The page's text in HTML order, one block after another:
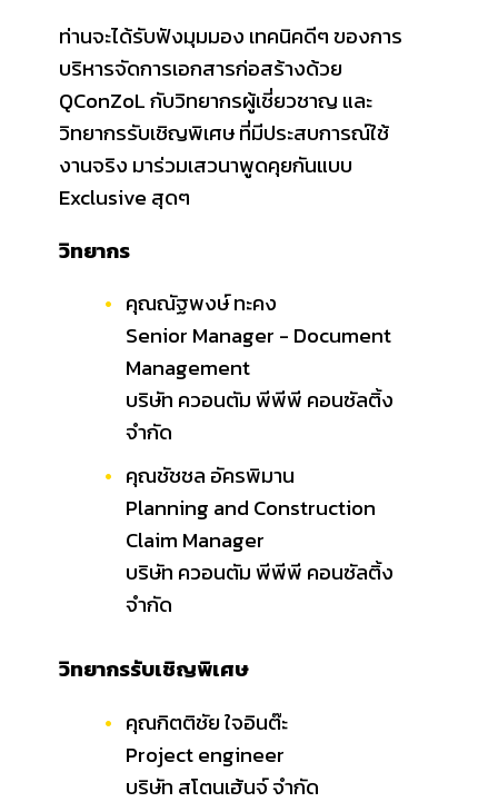
ท่านจะได้รับฟังมุมมอง เทคนิคดีๆ ของการ
บริหารจัดการเอกสารก่อสร้างด้วย
QConZoL กับวิทยากรผู้เชี่ยวชาญ และ
วิทยากรรับเชิญพิเศษ ที่มีประสบการณ์ใช้
งานจริง มาร่วมเสวนาพูดคุยกันแบบ
Exclusive สุดๆ
วิทยากร
คุณณัฐพงษ์ ทะคง
Senior Manager - Document
Management
บริษัท ควอนตัม พีพีพี คอนซัลติ้ง
จำกัด
คุณชัชชล อัครพิมาน
Planning and Construction
Claim Manager
บริษัท ควอนตัม พีพีพี คอนซัลติ้ง
จำกัด
วิทยากรรับเชิญพิเศษ
คุณกิตติชัย ใจอินต๊ะ
Project engineer
บริษัท สโตนเฮ้นจ์ จํากัด